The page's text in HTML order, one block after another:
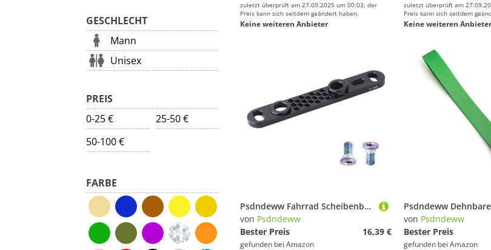
GESCHLECHT
Mann
Unisex
PREIS
0-25 €
25-50 €
50-100 €
FARBE
zuletzt überprüft am 27.09.2025 um 00:03; der
Preis kann sich seitdem geändert haben.
Keine weiteren Anbieter
zuletzt überprüft am
Preis kann sich seitdem
Keine weiteren Anbieter
Psdndeww Fahrrad Scheibenbremsadapter Set Disc Mountainbike Halterungen Für Verbesserte Umwandlung Von Fahrradsicherheit.
von Psdndeww
Bester Preis
16,39 €
gefunden bei Amazon
von Psdndeww
Bester Preis
gefunden bei Amazon